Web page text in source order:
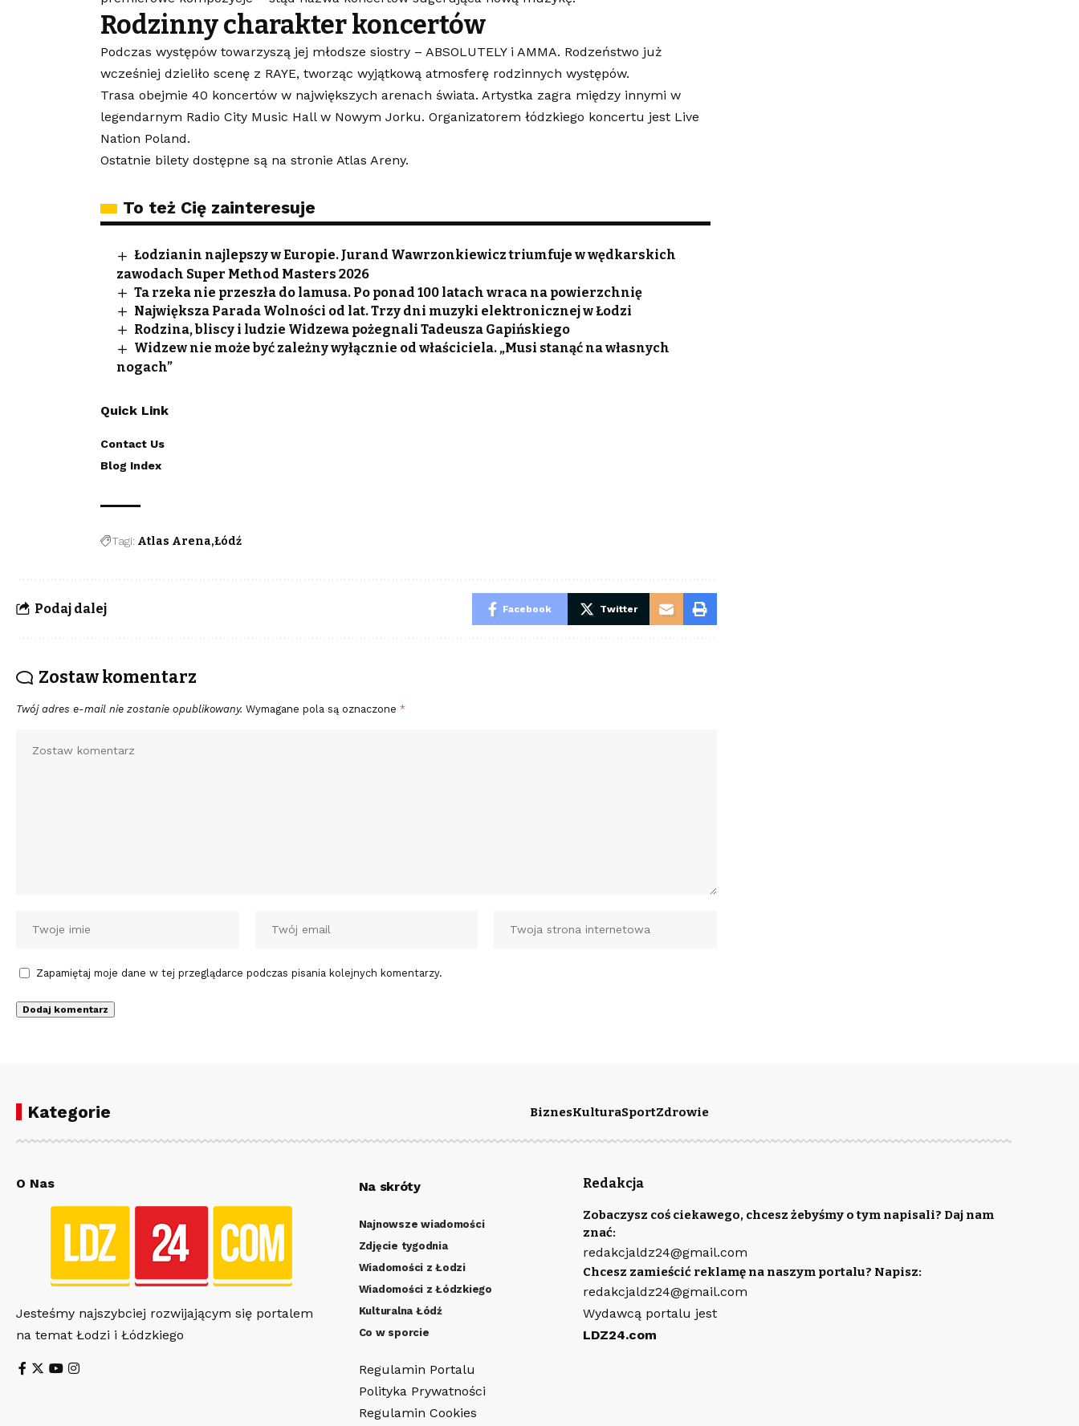
Rodzinny charakter koncertów
Podczas występów towarzyszą jej młodsze siostry – ABSOLUTELY i AMMA. Rodzeństwo już
wcześniej dzieliło scenę z RAYE, tworząc wyjątkową atmosferę rodzinnych występów.
Trasa obejmie 40 koncertów w największych arenach świata. Artystka zagra między innymi w
legendarnym Radio City Music Hall w Nowym Jorku. Organizatorem łódzkiego koncertu jest Live
Nation Poland.
Ostatnie bilety dostępne są na stronie Atlas Areny.
To też Cię zainteresuje
Łodzianin najlepszy w Europie. Jurand Wawrzonkiewicz triumfuje w wędkarskich
zawodach Super Method Masters 2026
Ta rzeka nie przeszła do lamusa. Po ponad 100 latach wraca na powierzchnię
Największa Parada Wolności od lat. Trzy dni muzyki elektronicznej w Łodzi
Rodzina, bliscy i ludzie Widzewa pożegnali Tadeusza Gapińskiego
Widzew nie może być zależny wyłącznie od właściciela. „Musi stanąć na własnych
nogach”
Quick Link
Contact Us
Blog Index
Tagi: Atlas Arena Łódź
Podaj dalej Facebook Twitter
Zostaw komentarz
Twój adres e-mail nie zostanie opublikowany. Wymagane pola są oznaczone *
Zapamiętaj moje dane w tej przeglądarce podczas pisania kolejnych komentarzy.
Kategorie BiznesKulturaSportZdrowie
O Nas
Jesteśmy najszybciej rozwijającym się portalem
na temat Łodzi i Łódzkiego
Na skróty
Najnowsze wiadomości
Zdjęcie tygodnia
Wiadomości z Łodzi
Wiadomości z Łódzkiego
Kulturalna Łódź
Co w sporcie
Regulamin Portalu
Polityka Prywatności
Regulamin Cookies
Redakcja
Zobaczysz coś ciekawego, chcesz żebyśmy o tym napisali? Daj nam
znać:
redakcjaldz24@gmail.com
Chcesz zamieścić reklamę na naszym portalu? Napisz:
redakcjaldz24@gmail.com
Wydawcą portalu jest
LDZ24.com